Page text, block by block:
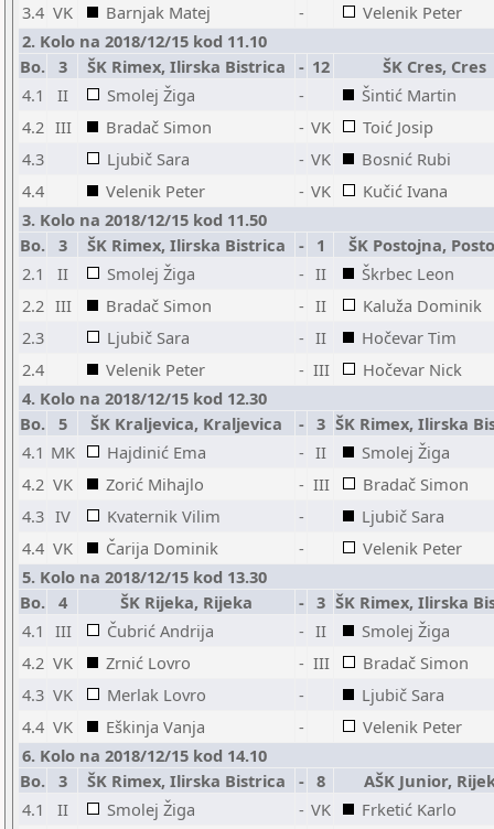
3.4 VK Barnjak Matej -
Velenik Peter
2. Kolo na 2018/12/15 kod 11.10
Bo. 3 ŠK Rimex, Ilirska Bistrica - 12
ŠK Cres, Cres
4.1
II Smolej Žiga -
Šintić Martin
4.2 III Bradač Simon - VK
Toić Josip
4.3
Ljubič Sara - VK
Bosnić Rubi
4.4
Velenik Peter - VK
Kučić Ivana
3. Kolo na 2018/12/15 kod 11.50
Bo. 3 ŠK Rimex, Ilirska Bistrica - 1
ŠK Postojna,
2.1
II Smolej Žiga - II
Škrbec Leon
2.2 III Bradač Simon - II
Kaluža Dominik
2.3
Ljubič Sara - II
Hočevar Tim
2.4
Velenik Peter - III
Hočevar Nick
4. Kolo na 2018/12/15 kod 12.30
Bo. 5 ŠK Kraljevica, Kraljevica - 3 ŠK Rimex, Ilirska
4.1 MK Hajdinić Ema - II
Smolej Žiga
4.2 VK Zorić Mihajlo - III
Bradač Simon
4.3 IV Kvaternik Vilim -
Ljubič Sara
4.4 VK Čarija Dominik -
Velenik Peter
5. Kolo na 2018/12/15 kod 13.30
Bo. 4 ŠK Rijeka, Rijeka - 3 ŠK Rimex, Ilirska
4.1 III Čubrić Andrija - II
Smolej Žiga
4.2 VK Zrnić Lovro - III
Bradač Simon
4.3 VK Merlak Lovro -
Ljubič Sara
4.4 VK Eškinja Vanja -
Velenik Peter
6. Kolo na 2018/12/15 kod 14.10
Bo. 3 ŠK Rimex, Ilirska Bistrica - 8
AŠK Junior,
4.1
II Smolej Žiga - VK
Frketić Karlo